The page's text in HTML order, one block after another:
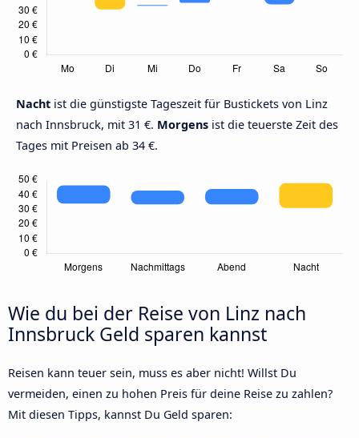
Nacht ist die günstigste Tageszeit für Bustickets von Linz
nach Innsbruck, mit 31 €. Morgens ist die teuerste Zeit des
Tages mit Preisen ab 34 €.
Wie du bei der Reise von Linz nach
Innsbruck Geld sparen kannst
Reisen kann teuer sein, muss es aber nicht! Willst Du
vermeiden, einen zu hohen Preis für deine Reise zu zahlen?
Mit diesen Tipps, kannst Du Geld sparen: